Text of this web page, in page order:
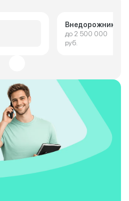
Внедорожники
до 2 500 000
руб.